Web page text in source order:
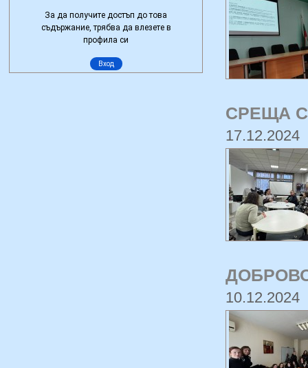
СРЕЩА
17.12.2024
10.12.2024